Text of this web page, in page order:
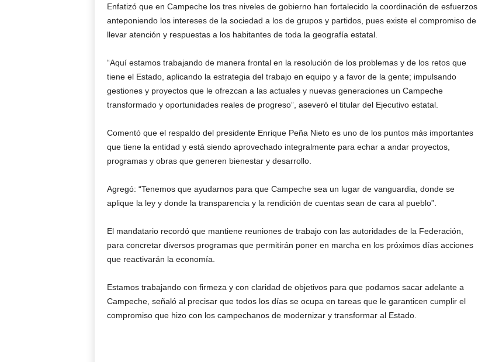
Enfatizó que en Campeche los tres niveles de gobierno han fortalecido la coordinación de esfuerzos,
anteponiendo los intereses de la sociedad a los de grupos y partidos, pues existe el compromiso de
llevar atención y respuestas a los habitantes de toda la geografía estatal.
“Aquí estamos trabajando de manera frontal en la resolución de los problemas y de los retos que
tiene el Estado, aplicando la estrategia del trabajo en equipo y a favor de la gente; impulsando
gestiones y proyectos que le ofrezcan a las actuales y nuevas generaciones un Campeche
transformado y oportunidades reales de progreso”, aseveró el titular del Ejecutivo estatal.
Comentó que el respaldo del presidente Enrique Peña Nieto es uno de los puntos más importantes
que tiene la entidad y está siendo aprovechado integralmente para echar a andar proyectos,
programas y obras que generen bienestar y desarrollo.
Agregó: “Tenemos que ayudarnos para que Campeche sea un lugar de vanguardia, donde se
aplique la ley y donde la transparencia y la rendición de cuentas sean de cara al pueblo”.
El mandatario recordó que mantiene reuniones de trabajo con las autoridades de la Federación,
para concretar diversos programas que permitirán poner en marcha en los próximos días acciones
que reactivarán la economía.
Estamos trabajando con firmeza y con claridad de objetivos para que podamos sacar adelante a
Campeche, señaló al precisar que todos los días se ocupa en tareas que le garanticen cumplir el
compromiso que hizo con los campechanos de modernizar y transformar al Estado.